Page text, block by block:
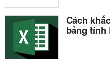
Cách
bảng tính